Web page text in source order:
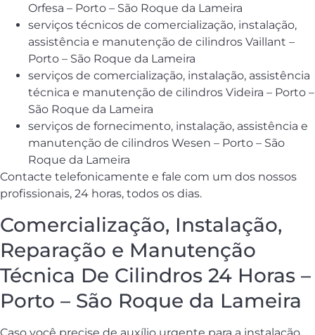
Orfesa – Porto – São Roque da Lameira
serviços técnicos de comercialização, instalação,
assistência e manutenção de cilindros Vaillant –
Porto – São Roque da Lameira
serviços de comercialização, instalação, assistência
técnica e manutenção de cilindros Videira – Porto –
São Roque da Lameira
serviços de fornecimento, instalação, assistência e
manutenção de cilindros Wesen – Porto – São
Roque da Lameira
Contacte telefonicamente e fale com um dos nossos
profissionais, 24 horas, todos os dias.
Comercialização, Instalação,
Reparação e Manutenção
Técnica De Cilindros 24 Horas –
Porto – São Roque da Lameira